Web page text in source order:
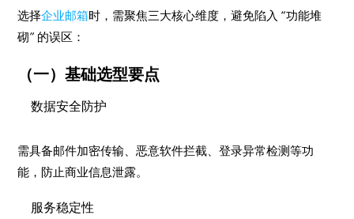
选择企业邮箱时，需聚焦三大核心维度，避免陷入 “功能堆
砌” 的误区：
（一）基础选型要点
数据安全防护
需具备邮件加密传输、恶意软件拦截、登录异常检测等功
能，防止商业信息泄露。
服务稳定性